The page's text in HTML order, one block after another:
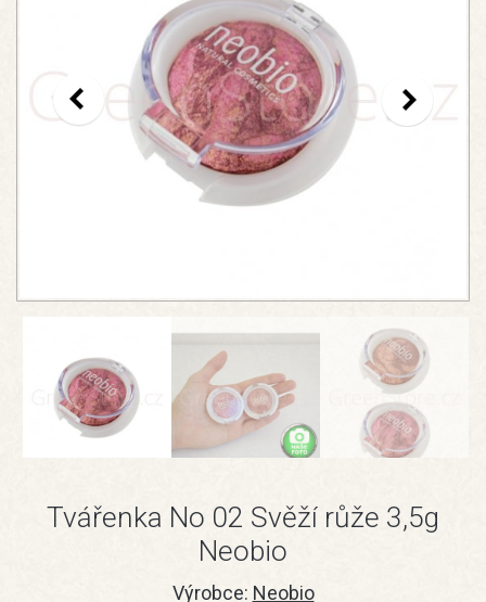
Tvářenka No 02 Svěží růže 3,5g
Neobio
Výrobce: Neobio